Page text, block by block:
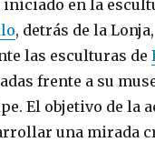
iniciado en la
, detrás de la Lonja,
las esculturas de
frente a su
El objetivo de la
una mirada